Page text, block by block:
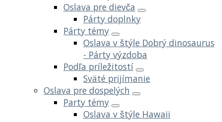
Oslava pre dievča
Párty doplnky
Párty témy
Oslava v štýle Dobrý dinosaurus
- Párty výzdoba
Podľa príležitostí
Sväté prijímanie
Oslava pre dospelých
Party témy
Oslava v štýle Hawaii